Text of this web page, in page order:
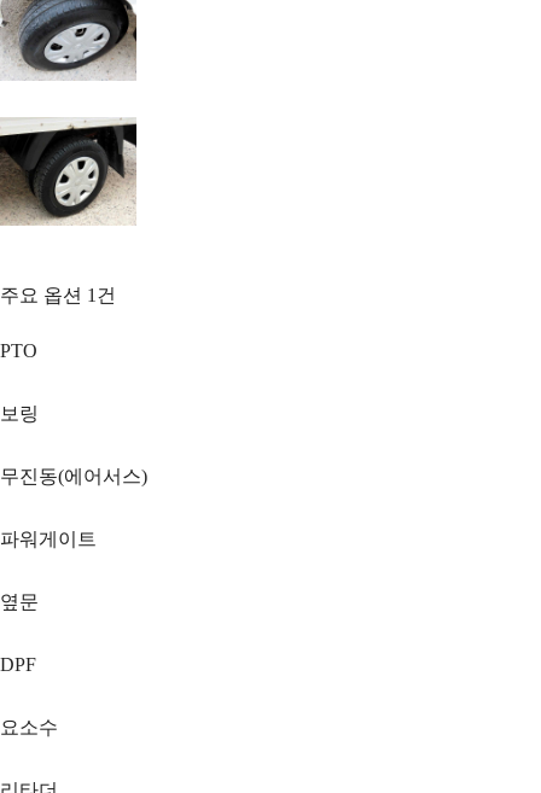
주요 옵션 1 건
PTO
보링
무진동(에어서스)
파워게이트
옆문
DPF
요소수